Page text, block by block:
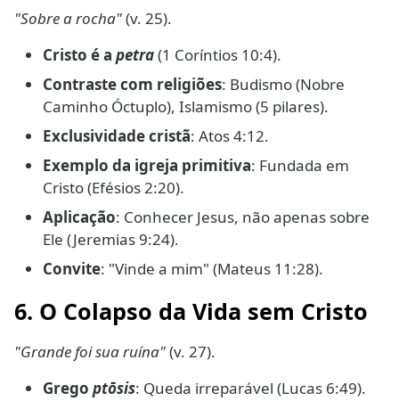
"Sobre a rocha"(v. 25).
Cristo é a petra(1 Coríntios 10:4).
Contraste com religiões: Budismo (Nobre
Caminho Óctuplo), Islamismo (5 pilares).
Exclusividade cristã: Atos 4:12.
Exemplo da igreja primitiva: Fundada em
Cristo (Efésios 2:20).
Aplicação: Conhecer Jesus, não apenas sobre
Ele (Jeremias 9:24).
Convite: "Vinde a mim" (Mateus 11:28).
6. O Colapso da Vida sem Cristo
"Grande foi sua ruína"(v. 27).
Grego ptōsis: Queda irreparável (Lucas 6:49).